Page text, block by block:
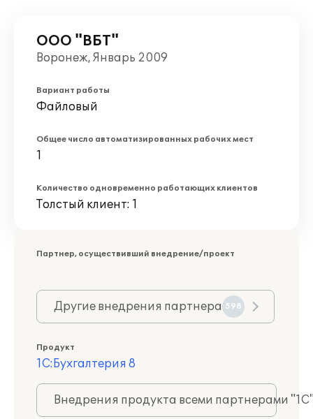
ООО "ВБТ"
Воронеж, Январь 2009
Вариант работы
Файловый
Общее число автоматизированных рабочих мест
1
Количество одновременно работающих клиентов
Толстый клиент: 1
Партнер, осуществивший внедрение/проект
Другие внедрения партнера 598
Продукт
1С:Бухгалтерия 8
Внедрения продукта всеми партнерами